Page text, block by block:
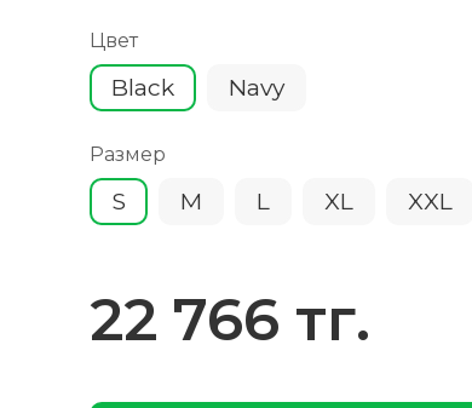
Цвет
Black Navy
Размер
S M L XL XXL
22 766 тг.